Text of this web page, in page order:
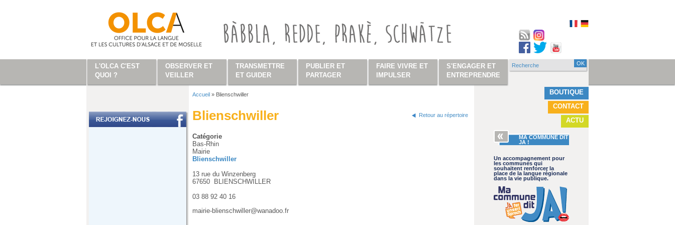
BOUTIQUE
CONTACT
ACTU
MA COMMUNE DIT
JA !
Un accompagnement pour
les communes qui
souhaitent renforcer la
place de la langue régionale
dans la vie publique.
Accueil » Blienschwiller
Retour au répertoire
Blienschwiller
Catégorie
Bas-Rhin
Mairie
Blienschwiller
13 rue du Winzenberg
67650
BLIENSCHWILLER
03 88 92 40 16
mairie-blienschwiller@wanadoo.fr
L'OLCA C'EST
QUOI ?
OBSERVER ET
VEILLER
TRANSMETTRE
ET GUIDER
PUBLIER ET
PARTAGER
FAIRE VIVRE ET
IMPULSER
S'ENGAGER ET
ENTREPRENDRE
Formulaire de
Recherche